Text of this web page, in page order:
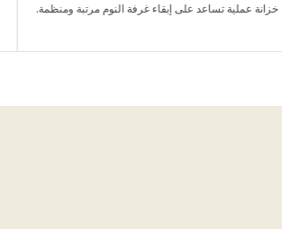
خزانة عملية تساعد على إبقاء غرفة النوم مرتبة ومنظمة.